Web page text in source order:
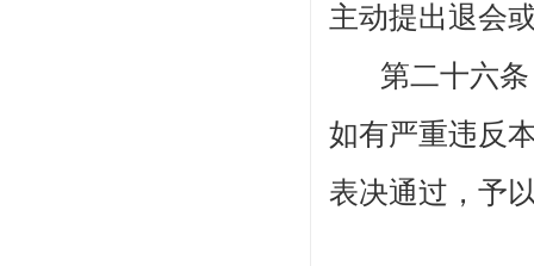
主动提出退会
第二十六
如有严重违反
表决通过，予